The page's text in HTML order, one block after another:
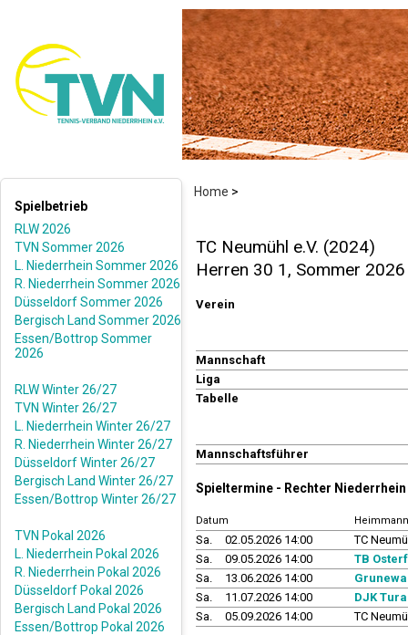
Home >
Spielbetrieb
RLW 2026
TVN Sommer 2026
L. Niederrhein Sommer 2026
R. Niederrhein Sommer 2026
Düsseldorf Sommer 2026
Bergisch Land Sommer 2026
Essen/Bottrop Sommer
2026
RLW Winter 26/27
TVN Winter 26/27
L. Niederrhein Winter 26/27
R. Niederrhein Winter 26/27
Düsseldorf Winter 26/27
Bergisch Land Winter 26/27
Essen/Bottrop Winter 26/27
TVN Pokal 2026
L. Niederrhein Pokal 2026
R. Niederrhein Pokal 2026
Düsseldorf Pokal 2026
Bergisch Land Pokal 2026
Essen/Bottrop Pokal 2026
TC Neumühl e.V. (2024)
Herren 30 1, Sommer 2026
Verein
Mannschaft
Liga
Tabelle
Mannschaftsführer
Spieltermine - Rechter
Datum
Sa. 02.05.2026 14:00
TC
Sa.
09.05.2026 14:00
TB
Sa.
13.06.2026 14:00
Sa.
11.07.2026 14:00
DJK
Sa.
05.09.2026 14:00 TC